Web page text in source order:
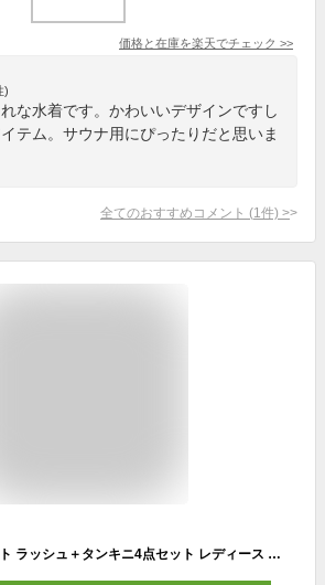
価格と在庫を楽天でチェック >>
)
な水着です。かわいいデザインですし
イテム。サウナ用にぴったりだと思いま
全てのおすすめコメント (1 件) >
[フィラ] タンキニセット ラッシュ＋タンキニ4点セット レディース BK 13L